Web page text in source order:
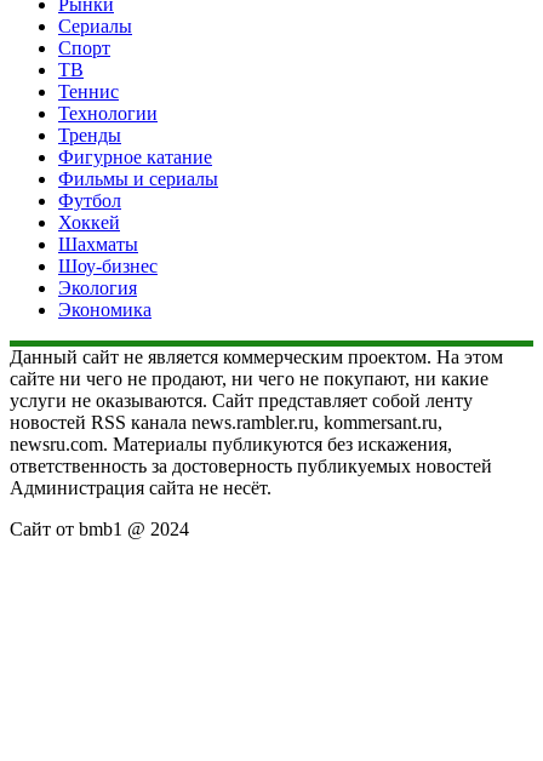
Сериалы
Спорт
ТВ
Теннис
Технологии
Тренды
Фигурное катание
Фильмы и сериалы
Футбол
Хоккей
Шахматы
Шоу-бизнес
Экология
Экономика
Данный сайт не является коммерческим проектом. На этом
сайте ни чего не продают, ни чего не покупают, ни какие
услуги не оказываются. Сайт представляет собой ленту
новостей RSS канала news.rambler.ru, kommersant.ru,
newsru.com. Материалы публикуются без искажения,
ответственность за достоверность публикуемых новостей
Администрация сайта не несёт.
Сайт от bmb1 @ 2024